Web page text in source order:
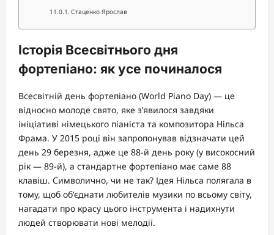
Стаценко Ярослав
Історія Всесвітнього дня
фортепіано: як усе починалося
Всесвітній день фортепіано (World Piano Day) — це
відносно молоде свято, яке з’явилося завдяки
ініціативі німецького піаніста та композитора Нільса
Фрама. У 2015 році він запропонував відзначати цей
день 29 березня, адже це 88-й день року (у високосний
рік — 89-й), а стандартне фортепіано має саме 88
клавіш. Символично, чи не так? Ідея Нільса полягала в
тому, щоб об’єднати любителів музики по всьому світу,
нагадати про красу цього інструмента і надихнути
людей створювати нові мелодії.